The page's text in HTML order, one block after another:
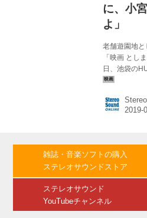
に、小
よ」
老舗遊園地
「映画 とし
日、池袋の
てメインキ
奈、松田る
て高橋浩監
い」と、自
では思いっき
雑誌・音楽ソフトの購入
ステレオサウンドストア
ステレオサウンド
YouTubeチャンネル